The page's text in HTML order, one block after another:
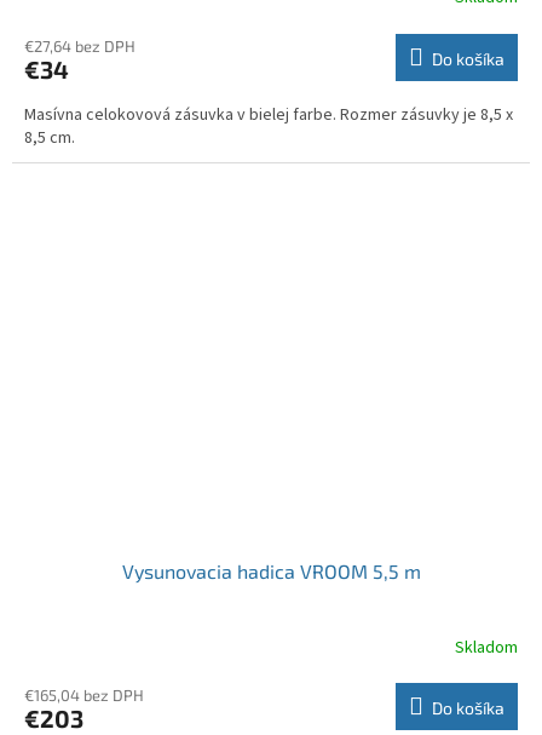
€27,64 bez DPH
€34 Do košíka
Masívna celokovová zásuvka v bielej farbe. Rozmer zásuvky je 8,5 x
8,5 cm.
Vysunovacia hadica VROOM 5,5 m
Skladom
€165,04 bez DPH
€203 Do košíka